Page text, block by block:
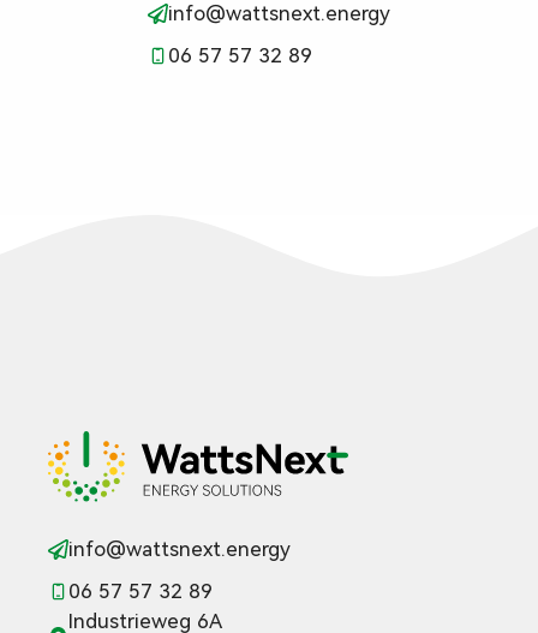
info@wattsnext.energy
06 57 57 32 89
info@wattsnext.energy
06 57 57 32 89
Industrieweg 6A